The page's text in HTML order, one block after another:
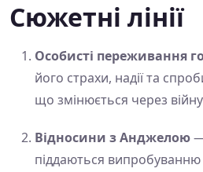
Сюжетні лінії
Особисті переживання
його страхи, надії та
що змінюється через
Відносини з Анджелою
піддаються